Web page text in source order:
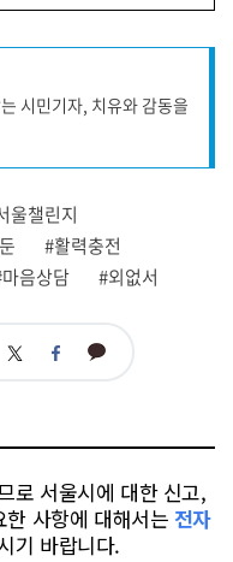
시민기자, 치유와 감동을
울챌린지
#활력충전
음상담 #외없서
트 페 카
로 서울시에 대한 신고,
사항에 대해서는 전자
기 바랍니다.